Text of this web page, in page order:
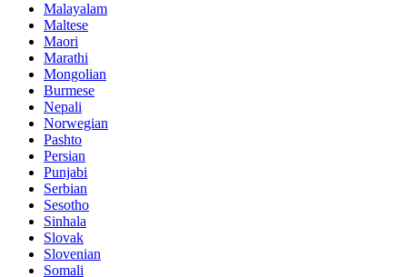
Malayalam
Maltese
Maori
Marathi
Mongolian
Burmese
Nepali
Norwegian
Pashto
Persian
Punjabi
Serbian
Sesotho
Sinhala
Slovak
Slovenian
Somali